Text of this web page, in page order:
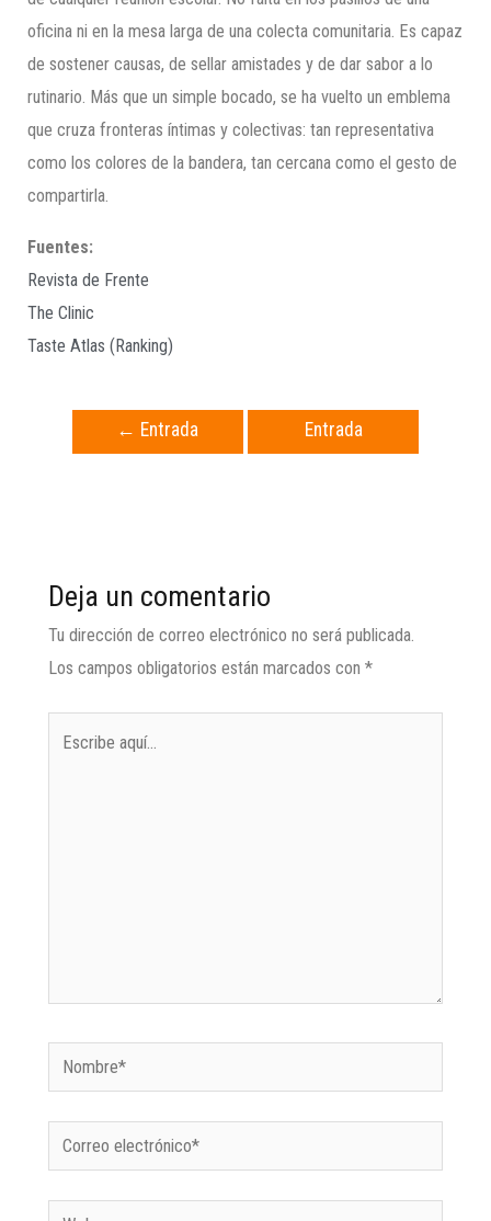
oficina ni en la mesa larga de una colecta comunitaria. Es capaz
de sostener causas, de sellar amistades y de dar sabor a lo
rutinario. Más que un simple bocado, se ha vuelto un emblema
que cruza fronteras íntimas y colectivas: tan representativa
como los colores de la bandera, tan cercana como el gesto de
compartirla.
Fuentes:
Revista de Frente
The Clinic
Taste Atlas (Ranking)
← Entrada
Entrada
Deja un comentario
Tu dirección de correo electrónico no será publicada.
Los campos obligatorios están marcados con *